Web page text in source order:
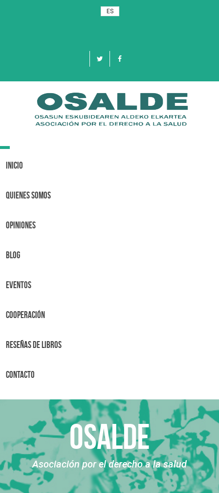
ES
Toggle
Inicio
Quienes Somos
OPINIONES
BLOG
Eventos
Cooperación
Reseñas de libros
Contacto
Osalde
Asociación por el derecho a la salud